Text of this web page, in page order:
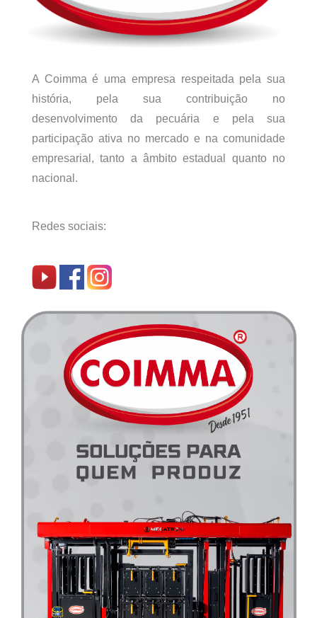
A Coimma é uma empresa respeitada pela sua
história, pela sua contribuição no
desenvolvimento da pecuária e pela sua
participação ativa no mercado e na comunidade
empresarial, tanto a âmbito estadual quanto no
nacional.
Redes sociais: